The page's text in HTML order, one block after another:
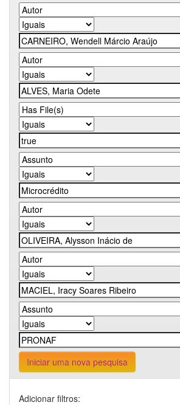
Iniciar uma nova pesquisa
Adicionar filtros: